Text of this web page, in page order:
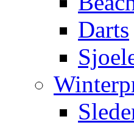
Darts